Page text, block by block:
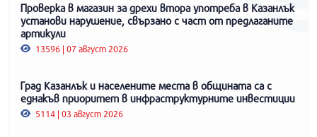
Проверка в магазин за дрехи втора употреба в Казанлък
установи нарушение, свързано с част от предлаганите
артикули
13596 | 07 август 2026
Град Казанлък и населените места в общината са с
еднакъв приоритет в инфраструктурните инвестиции
5114 | 03 август 2026